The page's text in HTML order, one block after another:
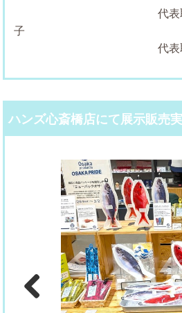
代表取締役会
代表取締役社
ハンズ心斎橋店にて展示販売